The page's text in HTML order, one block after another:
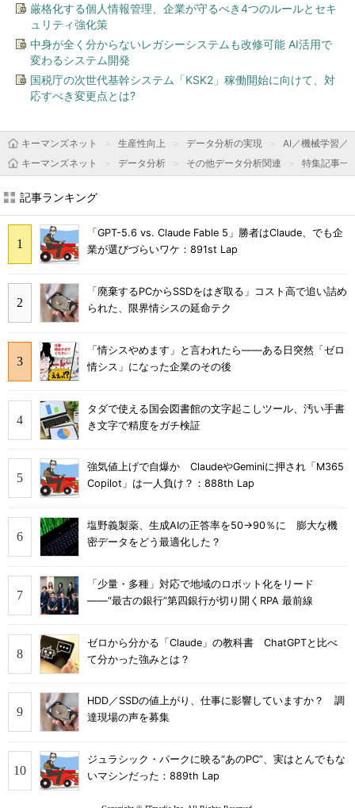
厳格化する個人情報管理、企業が守るべき4つのルールとセキ
ュリティ強化策
中身が全く分からないレガシーシステムも改修可能 AI活用で
変わるシステム開発
国税庁の次世代基幹システム「KSK2」稼働開始に向けて、対
応すべき変更点とは?
キーマンズネット 生産性向上 データ分析の実現
AI／機械学習／
キーマンズネット
データ分析 その他データ分析関連 特集記事一
記事ランキング
「GPT-5.6 vs. Claude Fable 5」勝者はClaude、でも企
業が選びづらいワケ：891st Lap
「廃棄するPCからSSDをはぎ取る」コスト高で追い詰め
られた、限界情シスの延命テク
「情シスやめます」と言われたら――ある日突然「ゼロ
情シス」になった企業のその後
タダで使える国会図書館の文字起こしツール、汚い手書
き文字で精度をガチ検証
強気値上げで自爆か ClaudeやGeminiに押され「M365
Copilot」は一人負け？：888th Lap
塩野義製薬、生成AIの正答率を50→90％に 膨大な機
密データをどう最適化した？
「少量・多種」対応で地域のロボット化をリード
――“最古の銀行”第四銀行が切り開くRPA 最前線
ゼロから分かる「Claude」の教科書 ChatGPTと比べ
て分かった強みとは？
HDD／SSDの値上がり、仕事に影響していますか？ 調
達現場の声を募集
ジュラシック・パークに映る“あのPC”、実はとんでもな
いマシンだった：889th Lap